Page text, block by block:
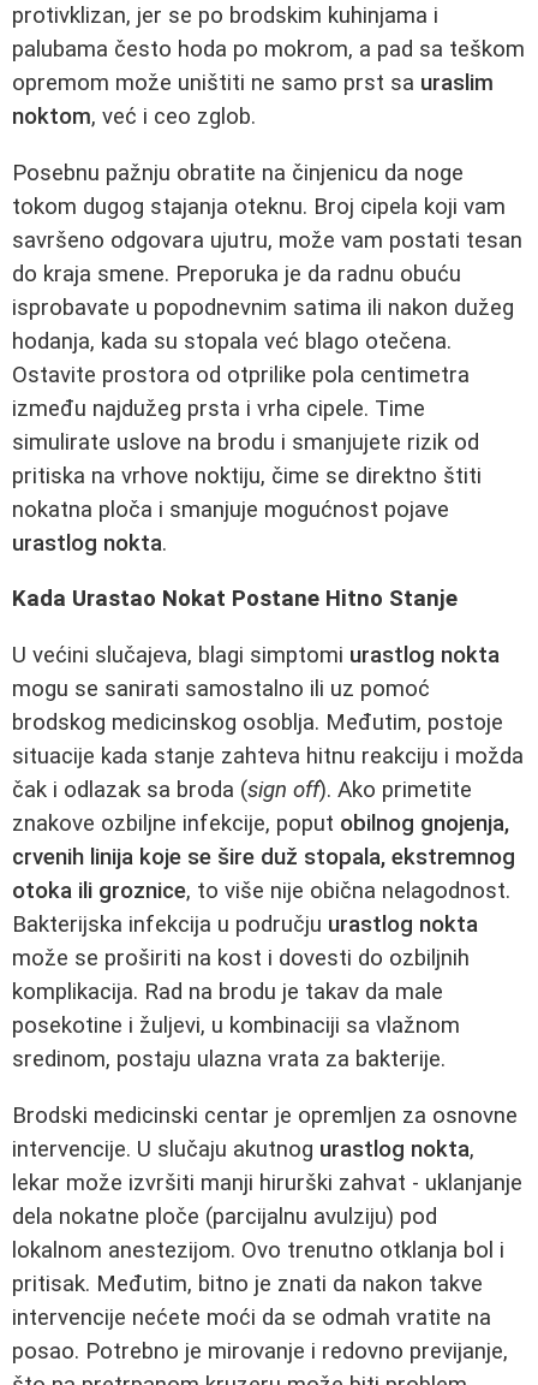
protivklizan, jer se po brodskim kuhinjama i
palubama često hoda po mokrom, a pad sa teškom
opremom može uništiti ne samo prst sa uraslim
noktom, već i ceo zglob.
Posebnu pažnju obratite na činjenicu da noge
tokom dugog stajanja oteknu. Broj cipela koji vam
savršeno odgovara ujutru, može vam postati tesan
do kraja smene. Preporuka je da radnu obuću
isprobavate u popodnevnim satima ili nakon dužeg
hodanja, kada su stopala već blago otečena.
Ostavite prostora od otprilike pola centimetra
između najdužeg prsta i vrha cipele. Time
simulirate uslove na brodu i smanjujete rizik od
pritiska na vrhove noktiju, čime se direktno štiti
nokatna ploča i smanjuje mogućnost pojave
urastlog nokta.
Kada Urastao Nokat Postane Hitno Stanje
U većini slučajeva, blagi simptomi urastlog nokta
mogu se sanirati samostalno ili uz pomoć
brodskog medicinskog osoblja. Međutim, postoje
situacije kada stanje zahteva hitnu reakciju i možda
čak i odlazak sa broda (sign off). Ako primetite
znakove ozbiljne infekcije, poput obilnog gnojenja,
crvenih linija koje se šire duž stopala, ekstremnog
otoka ili groznice, to više nije obična nelagodnost.
Bakterijska infekcija u području urastlog nokta
može se proširiti na kost i dovesti do ozbiljnih
komplikacija. Rad na brodu je takav da male
posekotine i žuljevi, u kombinaciji sa vlažnom
sredinom, postaju ulazna vrata za bakterije.
Brodski medicinski centar je opremljen za osnovne
intervencije. U slučaju akutnog urastlog nokta,
lekar može izvršiti manji hirurški zahvat - uklanjanje
dela nokatne ploče (parcijalnu avulziju) pod
lokalnom anestezijom. Ovo trenutno otklanja bol i
pritisak. Međutim, bitno je znati da nakon takve
intervencije nećete moći da se odmah vratite na
posao. Potrebno je mirovanje i redovno previjanje,